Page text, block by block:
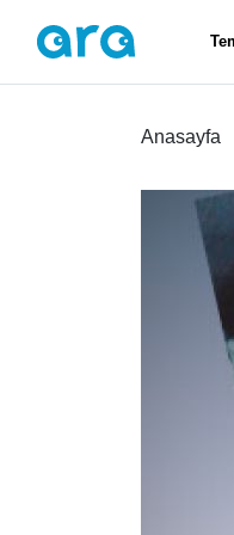
Anasayfa